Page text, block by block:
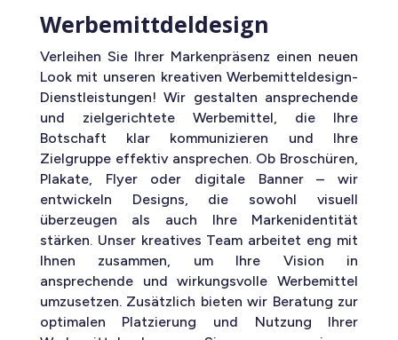
Werbemittdeldesign
Verleihen Sie Ihrer Markenpräsenz einen neuen
Look mit unseren kreativen Werbemitteldesign-
Dienstleistungen! Wir gestalten ansprechende
und zielgerichtete Werbemittel, die Ihre
Botschaft klar kommunizieren und Ihre
Zielgruppe effektiv ansprechen. Ob Broschüren,
Plakate, Flyer oder digitale Banner – wir
entwickeln Designs, die sowohl visuell
überzeugen als auch Ihre Markenidentität
stärken. Unser kreatives Team arbeitet eng mit
Ihnen zusammen, um Ihre Vision in
ansprechende und wirkungsvolle Werbemittel
umzusetzen. Zusätzlich bieten wir Beratung zur
optimalen Platzierung und Nutzung Ihrer